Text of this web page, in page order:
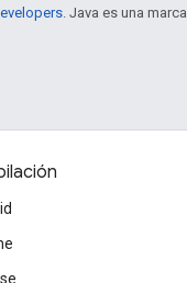
. Java es una marca